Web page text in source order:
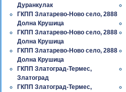
Дуранкулак
ГКПП Златарево-Ново село, 2888
Долна Крушица
ГКПП Златарево-Ново село, 2888
Долна Крушица
ГКПП Златарево-Ново село, 2888
Долна Крушица
ГКПП Златоград-Термес,
Златоград
ГКПП Златоград-Термес,